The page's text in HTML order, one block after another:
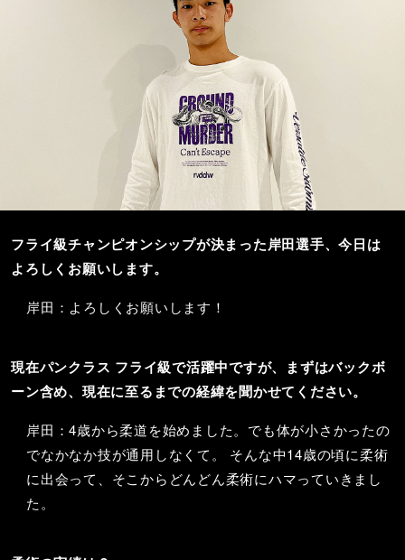
フライ級チャンピオンシップが決まった岸田選手、今日は
よろしくお願いします。
岸田：よろしくお願いします！
現在パンクラス フライ級で活躍中ですが、まずはバックボ
ーン含め、現在に至るまでの経緯を聞かせてください。
岸田：4歳から柔道を始めました。でも体が小さかったの
でなかなか技が通用しなくて。 そんな中14歳の頃に柔術
に出会って、そこからどんどん柔術にハマっていきまし
た。